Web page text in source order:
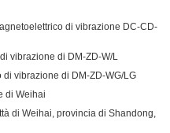
di vibrazione DC-CD-
vibrazione di DM-ZD-W/L
vibrazione di DM-ZD-WG/LG
di Weihai
di Weihai, provincia di Shandong,